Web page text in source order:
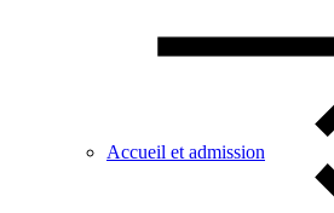
Accueil et admission